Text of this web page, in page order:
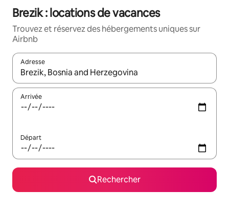
Brezik : locations de vacances
Trouvez et réservez des hébergements uniques sur
Airbnb
Adresse
Lorsque les résultats s'affichent, utilisez les flèches vers le
Arrivée
Départ
Rechercher